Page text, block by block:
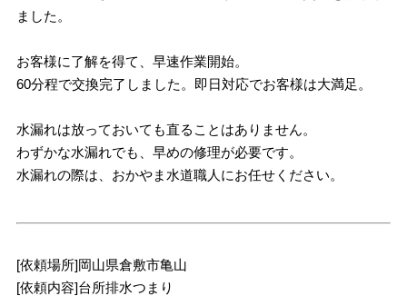
ました。
お客様に了解を得て、早速作業開始。
60分程で交換完了しました。即日対応でお客様は大満足。
水漏れは放っておいても直ることはありません。
わずかな水漏れでも、早めの修理が必要です。
水漏れの際は、おかやま水道職人にお任せください。
[依頼場所]岡山県倉敷市亀山
[依頼内容]台所排水つまり